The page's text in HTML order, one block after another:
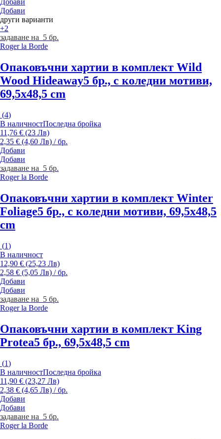
Добави
Добави
други варианти
+2
задаване на 5 бр.
Roger la Borde
Опаковъчни хартии в комплект Wild
Wood Hideaway5 бр., с коледни мотиви,
69,5x48,5 cm
(4)
В наличностПоследна бройка
11,76 € (23 Лв)
2,35 € (4,60 Лв) / бр.
Добави
Добави
задаване на 5 бр.
Roger la Borde
Опаковъчни хартии в комплект Winter
Foliage5 бр., с коледни мотиви, 69,5x48,5
cm
(1)
В наличност
12,90 € (25,23 Лв)
2,58 € (5,05 Лв) / бр.
Добави
Добави
задаване на 5 бр.
Roger la Borde
Опаковъчни хартии в комплект King
Protea5 бр., 69,5x48,5 cm
(1)
В наличностПоследна бройка
11,90 € (23,27 Лв)
2,38 € (4,65 Лв) / бр.
Добави
Добави
задаване на 5 бр.
Roger la Borde